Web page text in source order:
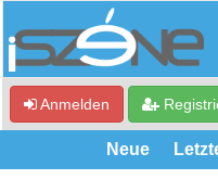
Anmelden
Neue